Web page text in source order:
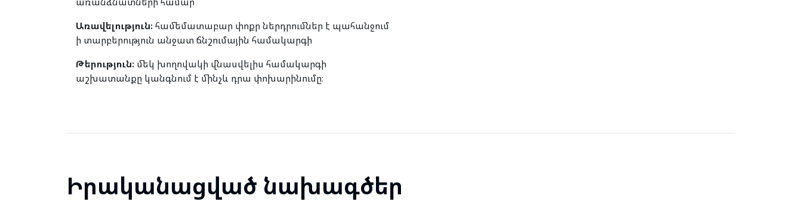
Առավելություն։համեմատաբար փոքր ներդրումներ է պահանջում
ի տարբերություն անջատ ճնշումային համակարգի
Թերություն։ մեկ խողովակի վնասվելիս համակարգի
աշխատանքը կանգնում է մինչև դրա փոխարինումը։
Իրականացված նախագծեր